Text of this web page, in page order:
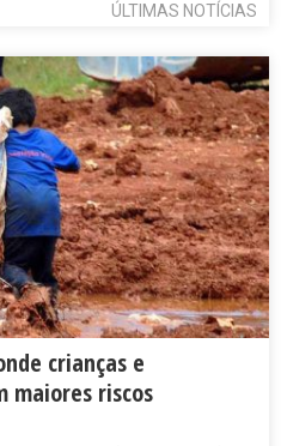
ÚLTIMAS NOTÍCIAS
crianças e
maiores riscos